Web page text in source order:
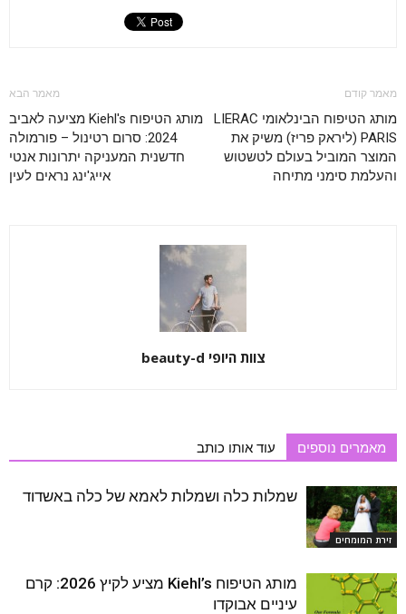
מאמר קודם
מותג הטיפוח הבינלאומי LIERAC
PARIS (ליראק פריז) משיק את
המוצר המוביל בעולם לטשטוש
והעלמת סימני מתיחה
מאמר הבא
מותג הטיפוח Kiehl's מציעה לאביב
2024: סרום רטינול – פורמולה
חדשנית המעניקה יתרונות אנטי
אייג'ינג נראים לעין
צוות היופי beauty-d
מאמרים נוספים עוד אותו כותב
זירת המומחים
שמלות כלה ושמלות לאמא של כלה באשדוד
מותג הטיפוח Kiehl’s מציע לקיץ 2026: קרם
עיניים אבוקדו